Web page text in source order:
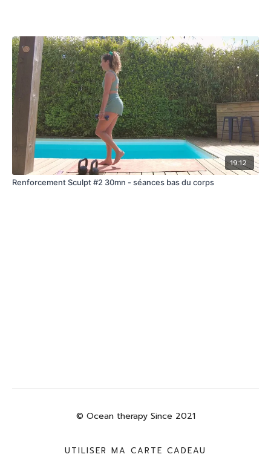
19:12
Renforcement Sculpt #2 30mn - séances bas du corps
© Ocean therapy Since 2021
UTILISER MA CARTE CADEAU